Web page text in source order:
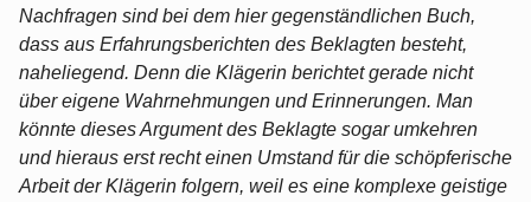
Nachfragen sind bei dem hier gegenständlichen Buch,
dass aus Erfahrungsberichten des Beklagten besteht,
naheliegend. Denn die Klägerin berichtet gerade nicht
über eigene Wahrnehmungen und Erinnerungen. Man
könnte dieses Argument des Beklagte sogar umkehren
und hieraus erst recht einen Umstand für die schöpferische
Arbeit der Klägerin folgern, weil es eine komplexe geistige